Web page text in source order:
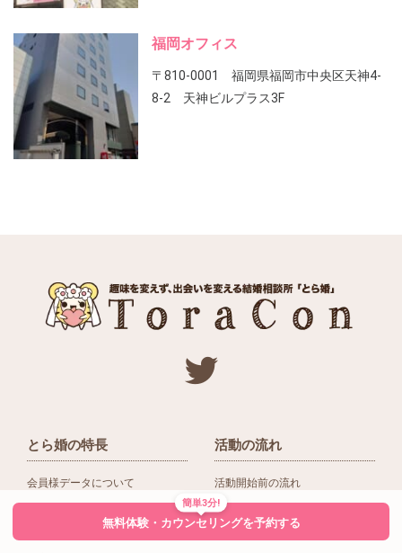
福岡オフィス
〒810-0001 福岡県福岡市中央区天神4-
8-2 天神ビルプラス3F
とら婚の特長
会員様データについて
活動の流れ
活動開始前の流れ
入会後の活動の流れ
簡単3分!
無料体験・カウンセリングを予約する